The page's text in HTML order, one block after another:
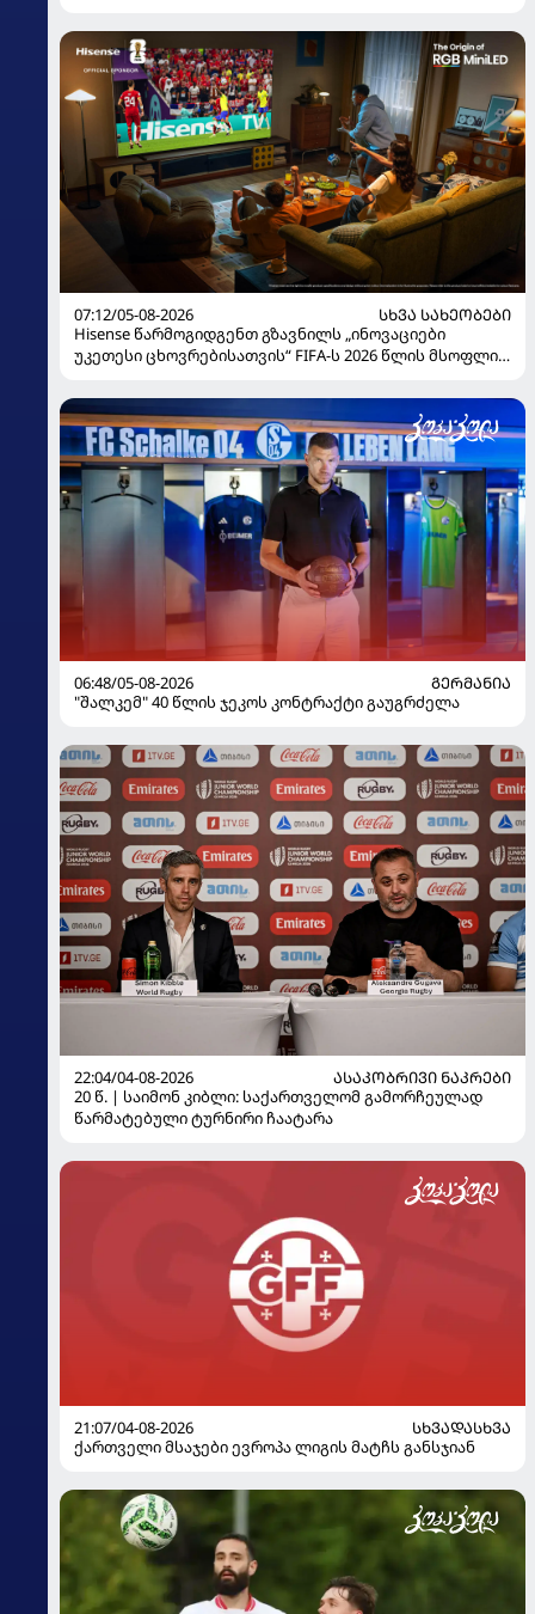
07:12/05-08-2026
ᲡᲮᲕᲐ ᲡᲐᲮᲔᲝᲑᲔᲑᲘ
Hisense წარმოგიდგენთ გზავნილს „ინოვაციები
უკეთესი ცხოვრებისათვის“ FIFA-ს 2026 წლის მსოფლიო
06:48/05-08-2026
ᲒᲔᲠᲛᲐᲜᲘᲐ
"შალკემ" 40 წლის ჯეკოს კონტრაქტი გაუგრძელა
22:04/04-08-2026
ᲐᲡᲐᲙᲝᲑᲠᲘᲕᲘ ᲜᲐᲙᲠᲔᲑᲘ
20 წ. | საიმონ კიბლი: საქართველომ გამორჩეულად
წარმატებული ტურნირი ჩაატარა
21:07/04-08-2026
ᲡᲮᲕᲐᲓᲐᲡᲮᲕᲐ
ქართველი მსაჯები ევროპა ლიგის მატჩს განსჯიან